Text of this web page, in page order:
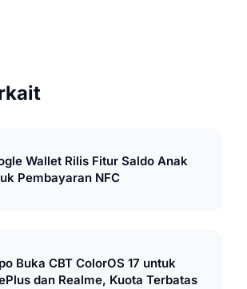
Wallet Rilis Fitur Saldo Anak
Pembayaran NFC
Buka CBT ColorOS 17 untuk
dan Realme, Kuota Terbatas